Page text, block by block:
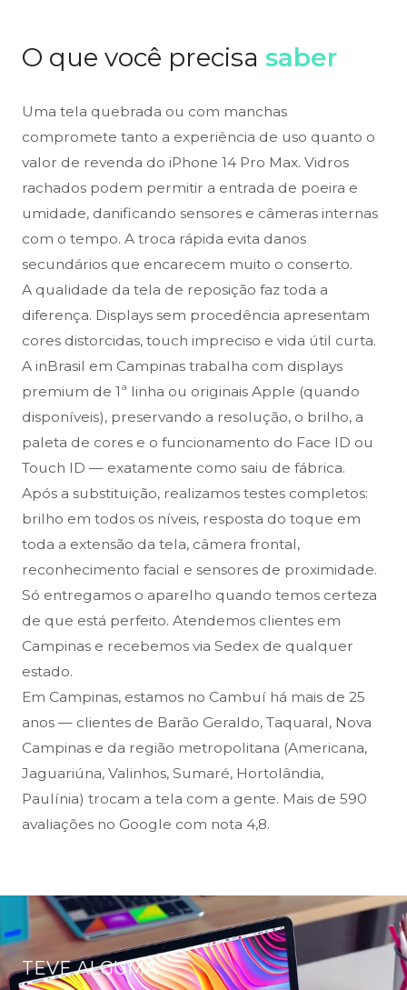
O que você precisa saber
Uma tela quebrada ou com manchas
compromete tanto a experiência de uso quanto o
valor de revenda do iPhone 14 Pro Max. Vidros
rachados podem permitir a entrada de poeira e
umidade, danificando sensores e câmeras internas
com o tempo. A troca rápida evita danos
secundários que encarecem muito o conserto.
A qualidade da tela de reposição faz toda a
diferença. Displays sem procedência apresentam
cores distorcidas, touch impreciso e vida útil curta.
A inBrasil em Campinas trabalha com displays
premium de 1ª linha ou originais Apple (quando
disponíveis), preservando a resolução, o brilho, a
paleta de cores e o funcionamento do Face ID ou
Touch ID — exatamente como saiu de fábrica.
Após a substituição, realizamos testes completos:
brilho em todos os níveis, resposta do toque em
toda a extensão da tela, câmera frontal,
reconhecimento facial e sensores de proximidade.
Só entregamos o aparelho quando temos certeza
de que está perfeito. Atendemos clientes em
Campinas e recebemos via Sedex de qualquer
estado.
Em Campinas, estamos no Cambuí há mais de 25
anos — clientes de Barão Geraldo, Taquaral, Nova
Campinas e da região metropolitana (Americana,
Jaguariúna, Valinhos, Sumaré, Hortolândia,
Paulínia) trocam a tela com a gente. Mais de 590
avaliações no Google com nota 4,8.
TEVE ALGUMA